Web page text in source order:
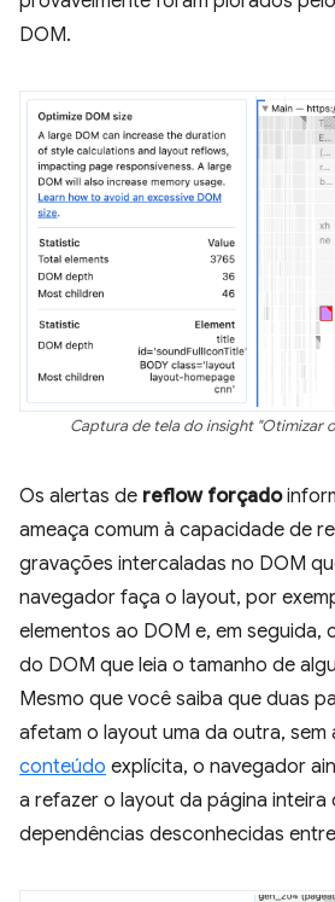
DOM.
Captura de tela do insight "Otimizar
Os alertas de reflow forçado
ameaça comum à capacidade de
gravações intercaladas no DOM
navegador faça o layout, por
elementos ao DOM e, em seguida,
do DOM que leia o tamanho de
Mesmo que você saiba que duas
afetam o layout uma da outra, sem
conteúdo explícita, o navegador
a refazer o layout da página inteira
dependências desconhecidas